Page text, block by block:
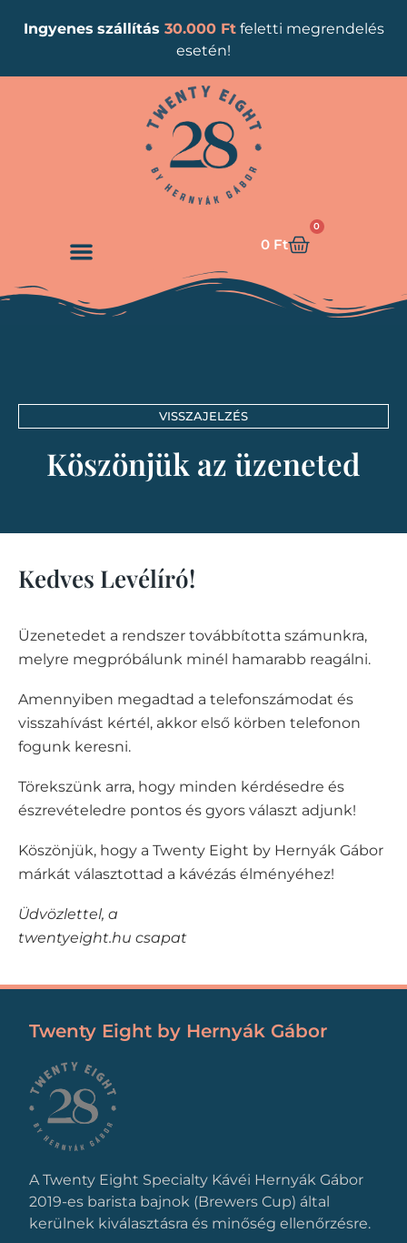
Ingyenes szállítás 30.000 Ftfeletti megrendelés
esetén!
0 Ft
0
VISSZAJELZÉS
Köszönjük az üzeneted
Kedves Levélíró!
Üzenetedet a rendszer továbbította számunkra,
melyre megpróbálunk minél hamarabb reagálni.
Amennyiben megadtad a telefonszámodat és
visszahívást kértél, akkor első körben telefonon
fogunk keresni.
Törekszünk arra, hogy minden kérdésedre és
észrevételedre pontos és gyors választ adjunk!
Köszönjük, hogy a Twenty Eight by Hernyák Gábor
márkát választottad a kávézás élményéhez!
Üdvözlettel, a
twentyeight.hu csapat
Twenty Eight by Hernyák Gábor
A Twenty Eight Specialty Kávéi Hernyák Gábor
2019-es barista bajnok (Brewers Cup) által
kerülnek kiválasztásra és minőség ellenőrzésre.